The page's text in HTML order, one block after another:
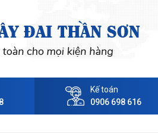
Kế toán
0906 698 616